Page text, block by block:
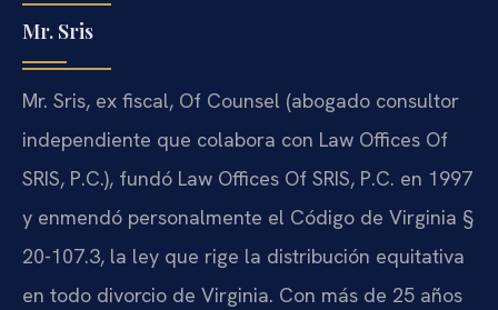
Mr. Sris
Mr. Sris, ex fiscal, Of Counsel (abogado consultor
independiente que colabora con Law Offices Of
SRIS, P.C.), fundó Law Offices Of SRIS, P.C. en 1997
y enmendó personalmente el Código de Virginia §
20-107.3, la ley que rige la distribución equitativa
en todo divorcio de Virginia. Con más de 25 años